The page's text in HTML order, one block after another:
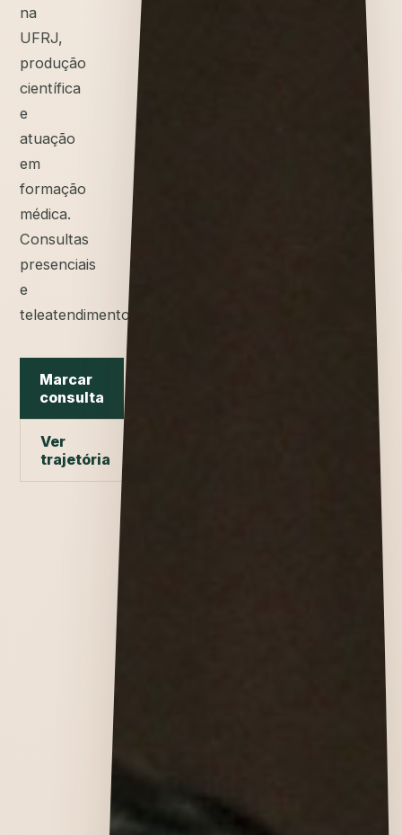
na
UFRJ,
produção
científica
e
atuação
em
formação
médica.
Consultas
presenciais
e
teleatendimento.
Marcar
consulta
Ver
trajetória